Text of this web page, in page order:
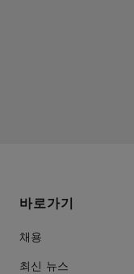
바로가기
채용
최신 뉴스